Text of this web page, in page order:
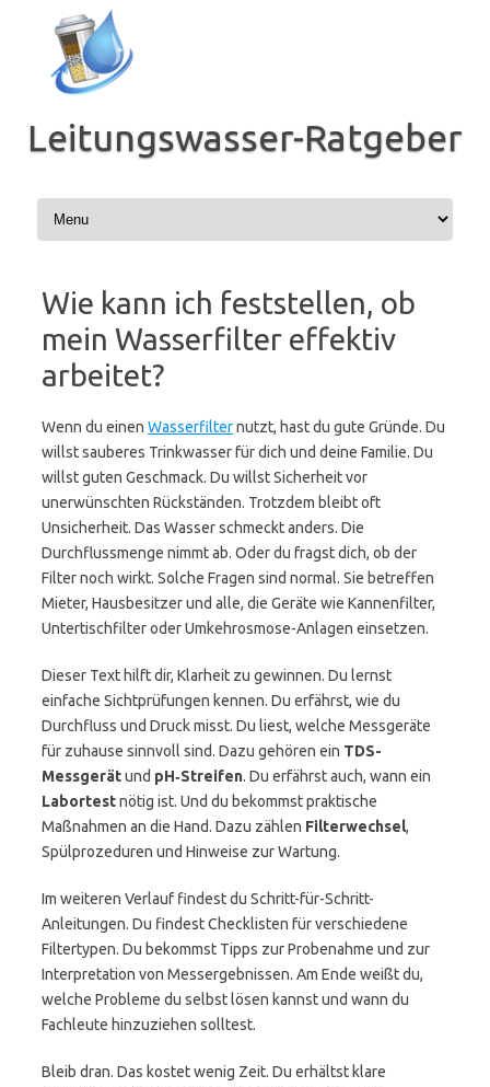
Inhalt
springen
Leitungswasser-Ratgeber
Wie kann ich feststellen, ob
mein Wasserfilter effektiv
arbeitet?
Wenn du einen Wasserfilternutzt, hast du gute Gründe. Du
willst sauberes Trinkwasser für dich und deine Familie. Du
willst guten Geschmack. Du willst Sicherheit vor
unerwünschten Rückständen. Trotzdem bleibt oft
Unsicherheit. Das Wasser schmeckt anders. Die
Durchflussmenge nimmt ab. Oder du fragst dich, ob der
Filter noch wirkt. Solche Fragen sind normal. Sie betreffen
Mieter, Hausbesitzer und alle, die Geräte wie Kannenfilter,
Untertischfilter oder Umkehrosmose-Anlagen einsetzen.
Dieser Text hilft dir, Klarheit zu gewinnen. Du lernst
einfache Sichtprüfungen kennen. Du erfährst, wie du
Durchfluss und Druck misst. Du liest, welche Messgeräte
für zuhause sinnvoll sind. Dazu gehören ein TDS-
Messgerätund pH‑Streifen. Du erfährst auch, wann ein
Labortestnötig ist. Und du bekommst praktische
Maßnahmen an die Hand. Dazu zählen Filterwechsel,
Spülprozeduren und Hinweise zur Wartung.
Im weiteren Verlauf findest du Schritt-für-Schritt-
Anleitungen. Du findest Checklisten für verschiedene
Filtertypen. Du bekommst Tipps zur Probenahme und zur
Interpretation von Messergebnissen. Am Ende weißt du,
welche Probleme du selbst lösen kannst und wann du
Fachleute hinzuziehen solltest.
Bleib dran. Das kostet wenig Zeit. Du erhältst klare